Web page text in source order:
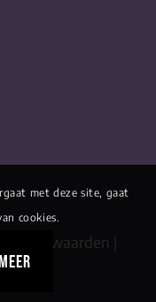
Voorwaarden
met deze site, gaat
cookies.